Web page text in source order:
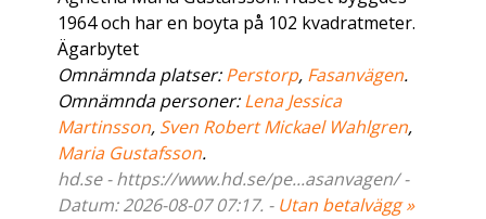
1964 och har en boyta på 102 kvadratmeter.
Ägarbytet
Omnämnda platser:Perstorp, Fasanvägen.
Omnämnda personer:Lena Jessica
Martinsson, Sven Robert Mickael Wahlgren,
Maria Gustafsson.
hd.se - https://www.hd.se/pe...asanvagen/ -
Datum: 2026-08-07 07:17. - Utan betalvägg »